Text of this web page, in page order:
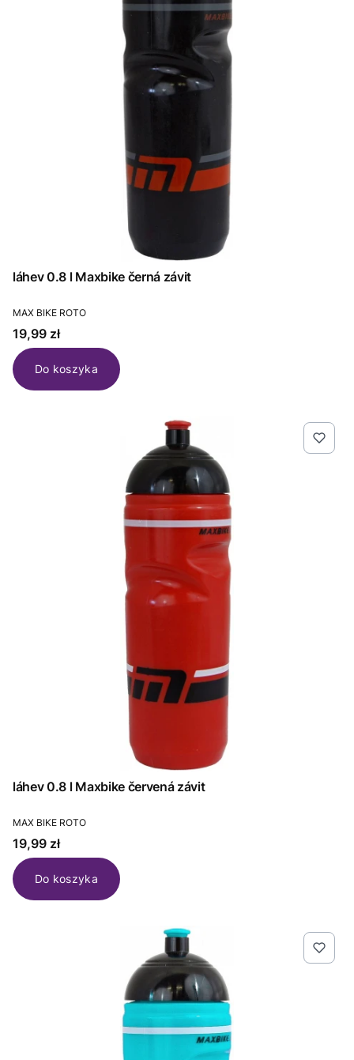
láhev 0.8 l Maxbike černá závit
PRODUCENT
MAX BIKE ROTO
Cena
19,99 zł
Do koszyka
láhev 0.8 l Maxbike červená závit
PRODUCENT
MAX BIKE ROTO
Cena
19,99 zł
Do koszyka